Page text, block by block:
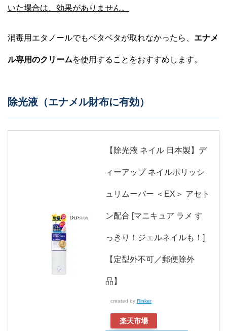
いた場合は、効果がありません。
消毒用エタノールでもベタベタが取れなかったら、 エナメ
ル専用のクリームを使用することをおすすめします。
除光液（エナメル財布に有効）
【除光液 ネイル 日本製】デ
ィーアップ ネイルポリッシ
ュリムーバー ＜EX＞ アセト
ン配合 [マニキュア ラメ す
っきり！ジェルネイルも！]
【定型外不可／郵便除外
品】
created by Rinker
楽天市場